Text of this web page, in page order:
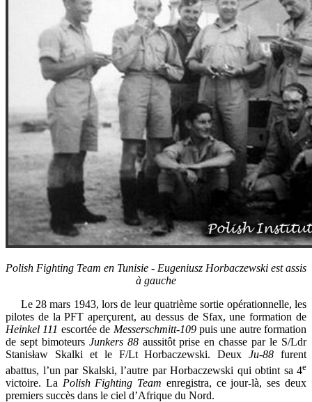
Polish Fighting Team en Tunisie - Eugeniusz Horbaczewski est assis
à gauche
Le 28 mars 1943, lors de leur quatrième sortie opérationnelle, les
pilotes de la PFT aperçurent, au dessus de Sfax, une formation de
Heinkel 111 escortée de Messerschmitt-109 puis une autre formation
de sept bimoteurs Junkers 88 aussitôt prise en chasse par le S/Ldr
Stanisław Skalki et le F/Lt Horbaczewski. DeuxJu-88 furent
abattus, l’un par Skalski, l’autre par Horbaczewski qui obtint sa 4e
victoire. La Polish Fighting Team enregistra, ce jour-là, ses deux
premiers succès dans le ciel d’Afrique du Nord.